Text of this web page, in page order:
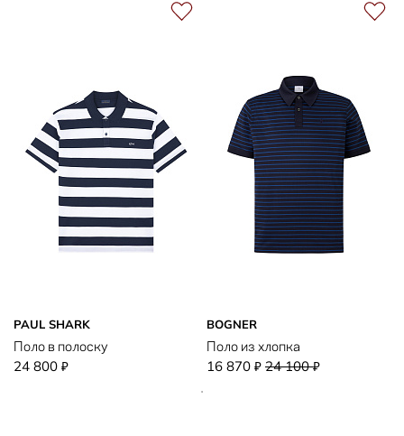
PAUL SHARK
Поло в полоску
24 800 ₽
BOGNER
Поло из хлопка
16 870 ₽ 24 100₽